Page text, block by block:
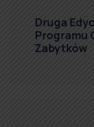
Druga
Programu
Zabytków